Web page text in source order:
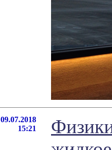
09.07.2018
15:21